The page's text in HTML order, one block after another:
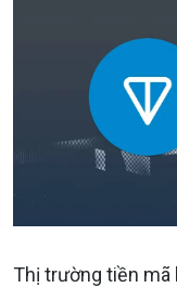
Thị trường tiền mã